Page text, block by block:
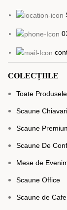
COLECȚIILE
Toate Produsele
Scaune Chiavari
Scaune
Scaune De
Mese de
Scaune Office
Scaune de